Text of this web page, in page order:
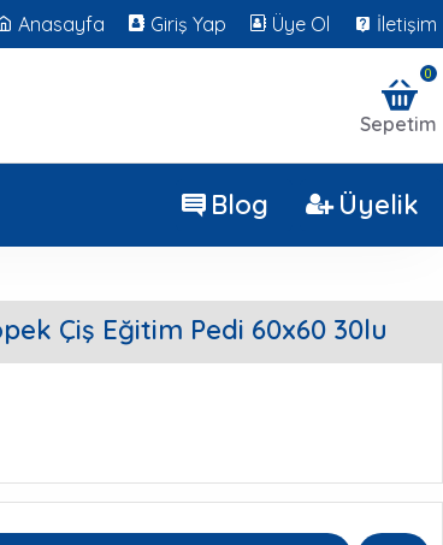
Anasayfa Giriş Yap Üye Ol İletişim
Sepetim
0
Blog Üyelik
Çiş Eğitim Pedi 60x60 30lu